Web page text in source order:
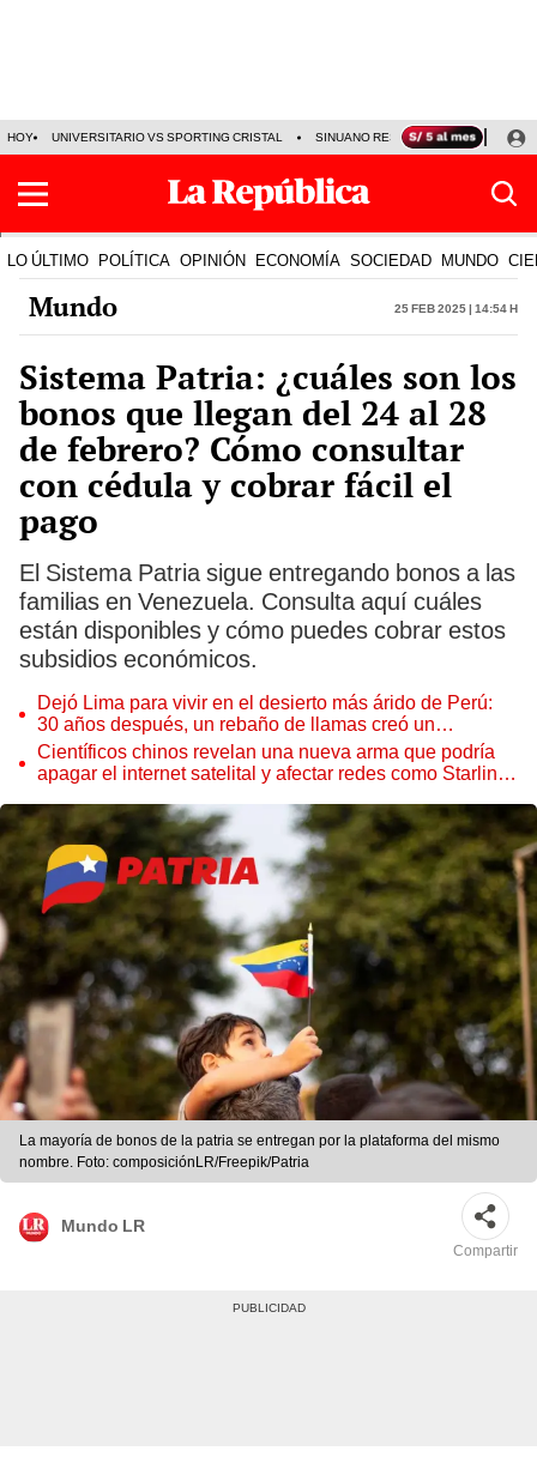
HOY UNIVERSITARIO VS SPORTING CRISTAL SINUANO RESULTADOS HOY
LO ÚLTIMO POLÍTICA OPINIÓN ECONOMÍA SOCIEDAD MUNDO
Mundo 25 Feb 2025 | 14:54 h
Sistema Patria: ¿cuáles son los
bonos que llegan del 24 al 28
de febrero? Cómo consultar
con cédula y cobrar fácil el
pago
El Sistema Patria sigue entregando bonos a las
familias en Venezuela. Consulta aquí cuáles
están disponibles y cómo puedes cobrar estos
subsidios económicos.
Dejó Lima para vivir en el desierto más árido de Perú:
30 años después, un rebaño de llamas creó un
sorprendente ecosistema
Científicos chinos revelan una nueva arma que podría
apagar el internet satelital y afectar redes como Starlink
La mayoría de bonos de la patria se entregan por la plataforma del mismo
nombre. Foto: composiciónLR/Freepik/Patria
Mundo LR
Compartir